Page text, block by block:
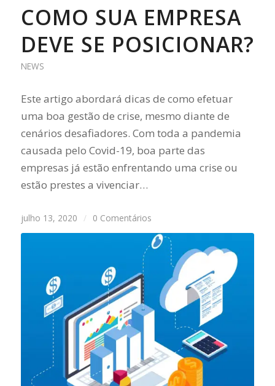
COMO SUA EMPRESA
DEVE SE POSICIONAR?
NEWS
Este artigo abordará dicas de como efetuar
uma boa gestão de crise, mesmo diante de
cenários desafiadores. Com toda a pandemia
causada pelo Covid-19, boa parte das
empresas já estão enfrentando uma crise ou
estão prestes a vivenciar…
julho 13, 2020 / 0 Comentários